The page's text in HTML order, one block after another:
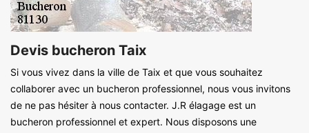
Devis bucheron Taix
Si vous vivez dans la ville de Taix et que vous souhaitez
collaborer avec un bucheron professionnel, nous vous invitons
de ne pas hésiter à nous contacter. J.R élagage est un
bucheron professionnel et expert. Nous disposons une